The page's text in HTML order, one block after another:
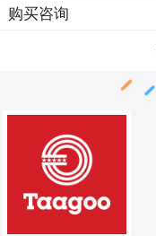
购买咨询